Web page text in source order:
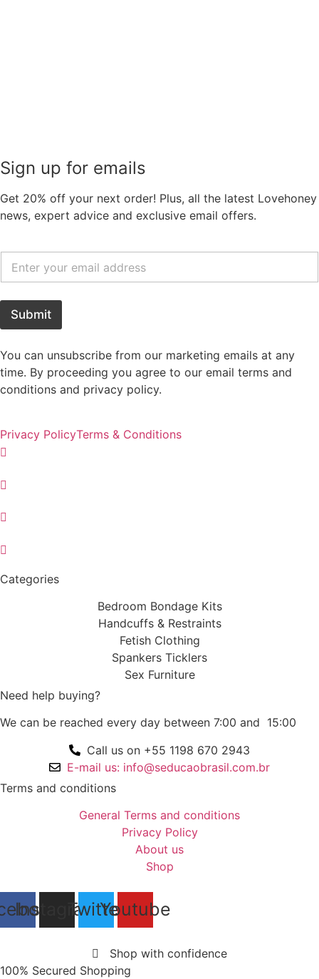
Sign up for emails
Get 20% off your next order! Plus, all the latest Lovehoney
news, expert advice and exclusive email offers.
Submit
You can unsubscribe from our marketing emails at any
time. By proceeding you agree to our email terms and
conditions and privacy policy.
Privacy PolicyTerms & Conditions
Categories
Bedroom Bondage Kits
Handcuffs & Restraints
Fetish Clothing
Spankers Ticklers
Sex Furniture
Need help buying?
We can be reached every day between 7:00 and 15:00
Call us on +55 1198 670 2943
E-mail us: info@seducaobrasil.com.br
Terms and conditions
General Terms and conditions
Privacy Policy
About us
Shop
InstagramTwitterYoutube
Shop with confidence
100% Secured Shopping